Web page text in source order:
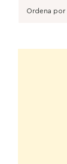
Ordena por